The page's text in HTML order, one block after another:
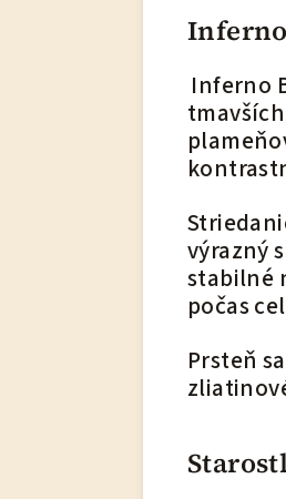
Inferno
výrazný
stabilné
počas
Prsteň